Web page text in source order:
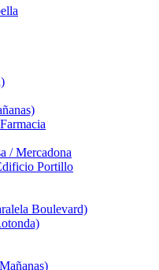
/ Mercadona
Portillo
Boulevard)